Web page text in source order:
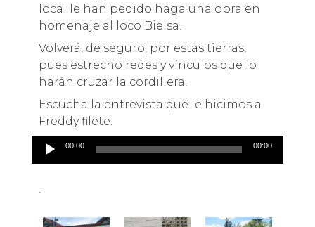
local le han pedido haga una obra en
homenaje al loco Bielsa.
Volverá, de seguro, por estas tierras,
pues estrecho redes y vínculos que lo
harán cruzar la cordillera.
Escucha la entrevista que le hicimos a
Freddy filete:
Reproductor
00:00 00:00
.